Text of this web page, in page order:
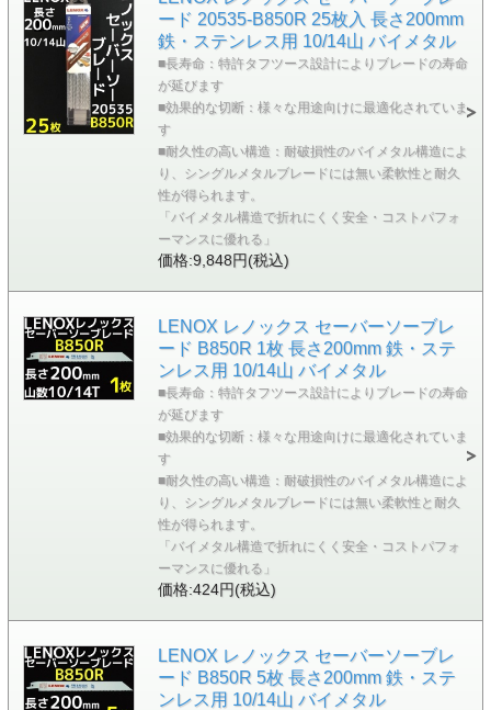
ード 20535-B850R 25枚入 長さ200mm
鉄・ステンレス用 10/14山 バイメタル
■長寿命：特許タフツース設計によりブレードの寿命
が延びます
■効果的な切断：様々な用途向けに最適化されていま
す
■耐久性の高い構造：耐破損性のバイメタル構造によ
り、シングルメタルブレードには無い柔軟性と耐久
性が得られます。
「バイメタル構造で折れにくく安全・コストパフォ
ーマンスに優れる」
価格:9,848円(税込)
LENOX レノックス セーバーソーブレ
ード B850R 1枚 長さ200mm 鉄・ステ
ンレス用 10/14山 バイメタル
■長寿命：特許タフツース設計によりブレードの寿命
が延びます
■効果的な切断：様々な用途向けに最適化されていま
す
■耐久性の高い構造：耐破損性のバイメタル構造によ
り、シングルメタルブレードには無い柔軟性と耐久
性が得られます。
「バイメタル構造で折れにくく安全・コストパフォ
ーマンスに優れる」
価格:424円(税込)
LENOX レノックス セーバーソーブレ
ード B850R 5枚 長さ200mm 鉄・ステ
ンレス用 10/14山 バイメタル